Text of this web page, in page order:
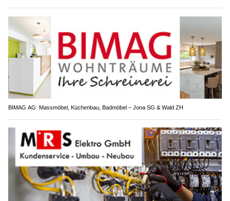
BIMAG AG: Massmöbel, Küchenbau, Badmöbel – Jona SG & Wald ZH